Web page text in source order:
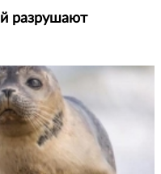
разрушают